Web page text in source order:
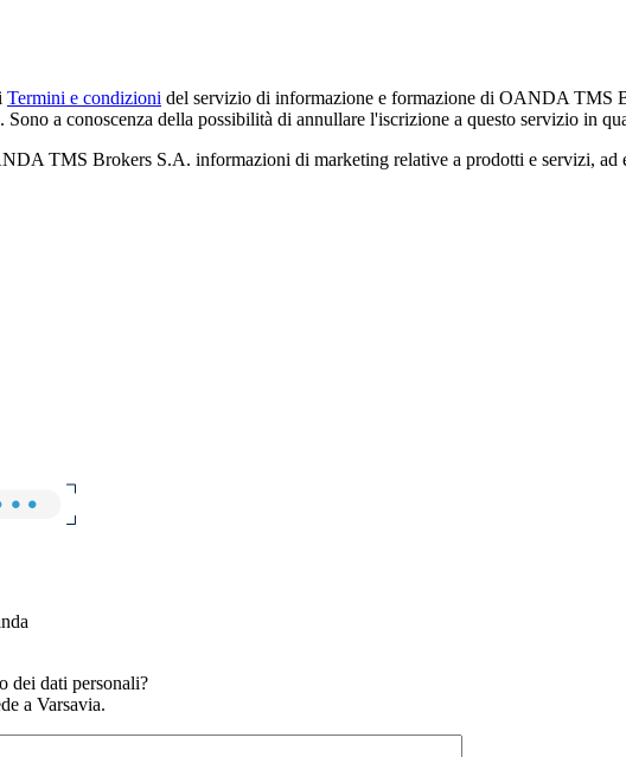
Termini e condizioni del servizio di informazione e formazione di OANDA TMS
Sono a conoscenza della possibilità di annullare l'iscrizione a questo servizio in
TMS Brokers S.A. informazioni di marketing relative a prodotti e servizi,
dei dati personali?
a Varsavia.